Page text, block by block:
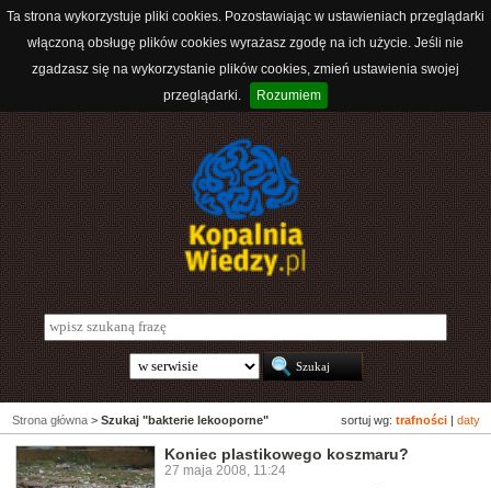
Ta strona wykorzystuje pliki cookies. Pozostawiając w ustawieniach przeglądarki
włączoną obsługę plików cookies wyrażasz zgodę na ich użycie. Jeśli nie
zgadzasz się na wykorzystanie plików cookies, zmień ustawienia swojej
przeglądarki.
Rozumiem
sortuj wg: trafności daty
Strona główna > Szukaj "bakterie lekooporne"
Koniec plastikowego koszmaru?
27 maja 2008, 11:24